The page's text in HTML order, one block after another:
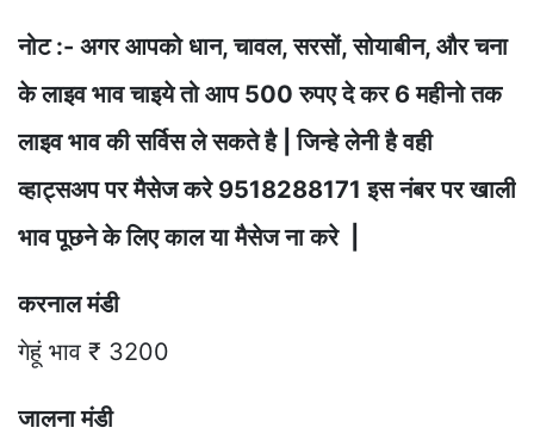
नोट :- अगर आपको धान, चावल, सरसों, सोयाबीन, और चना
के लाइव भाव चाइये तो आप 500 रुपए दे कर 6 महीनो तक
लाइव भाव की सर्विस ले सकते है | जिन्हे लेनी है वही
व्हाट्सअप पर मैसेज करे 9518288171 इस नंबर पर खाली
भाव पूछने के लिए काल या मैसेज ना करे |
करनाल मंडी
गेहूं भाव ₹ 3200
जालना मंडी